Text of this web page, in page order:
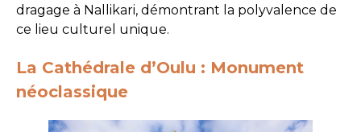
dragage à Nallikari, démontrant la polyvalence de
ce lieu culturel unique.
La Cathédrale d’Oulu : Monument
néoclassique